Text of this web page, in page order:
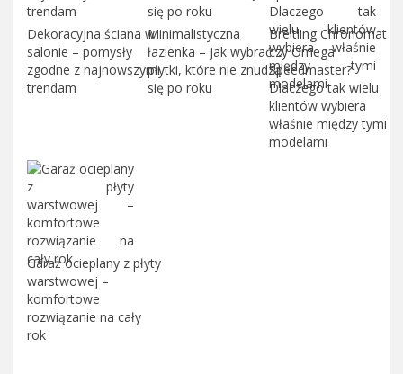
Dekoracyjna ściana w
salonie – pomysły
zgodne z najnowszymi
trendam
Minimalistyczna
łazienka – jak wybrać
płytki, które nie znudzą
się po roku
Breitling Chronomat
czy Omega
Speedmaster?
Dlaczego tak wielu
klientów wybiera
właśnie między tymi
modelami
Garaż ocieplany z płyty
warstwowej –
komfortowe
rozwiązanie na cały
rok